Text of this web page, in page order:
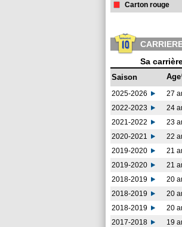
Carton rouge
Sa
Saison Age
2025-2026 27
2022-2023
24
2021-2022
23
2020-2021
22
2019-2020
21
2019-2020
21
2018-2019
20
2018-2019
20
2018-2019
20
2017-2018
19